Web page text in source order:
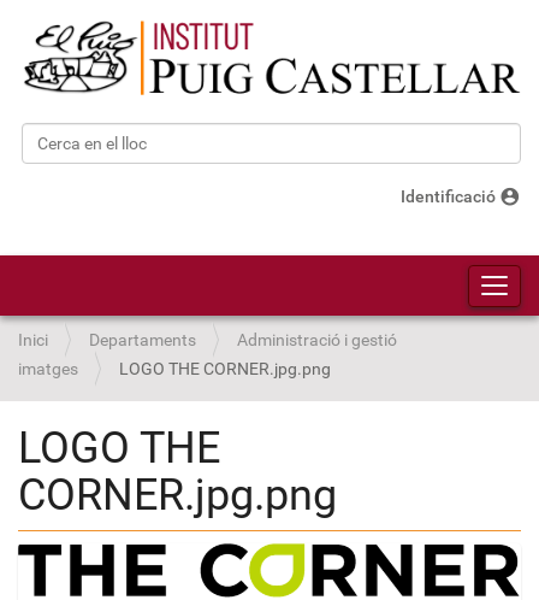
Cerca
Identificació account_circle
Inici Departaments
Administració i gestió
imatges
LOGO THE CORNER.jpg.png
LOGO THE
CORNER.jpg.png